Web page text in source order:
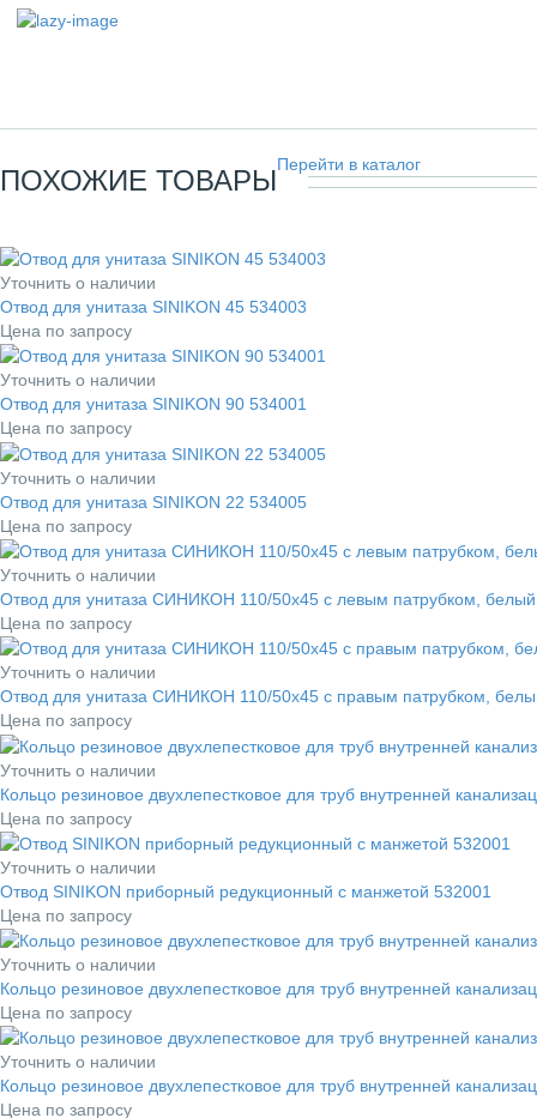
ПОХОЖИЕ ТОВАРЫПерейти в каталог
Уточнить о наличии
Отвод для унитаза SINIKON 45 534003
Цена по запросу
Уточнить о наличии
Отвод для унитаза SINIKON 90 534001
Цена по запросу
Уточнить о наличии
Отвод для унитаза SINIKON 22 534005
Цена по запросу
Уточнить о наличии
Отвод для унитаза СИНИКОН 110/50х45 с левым патрубком,
Цена по запросу
Уточнить о наличии
Отвод для унитаза СИНИКОН 110/50х45 с правым патрубком,
Цена по запросу
Уточнить о наличии
Кольцо резиновое двухлепестковое для труб внутренней
Цена по запросу
Уточнить о наличии
Отвод SINIKON приборный редукционный с манжетой 532001
Цена по запросу
Уточнить о наличии
Кольцо резиновое двухлепестковое для труб внутренней
Цена по запросу
Уточнить о наличии
Кольцо резиновое двухлепестковое для труб внутренней
Цена по запросу